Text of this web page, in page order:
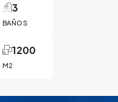
BAÑOS
3
M2
1200